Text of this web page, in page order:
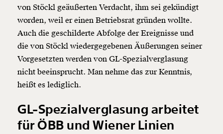
von Stöckl geäußerten Verdacht, ihm sei gekündigt
worden, weil er einen Betriebsrat gründen wollte.
Auch die geschilderte Abfolge der Ereignisse und
die von Stöckl wiedergegebenen Äußerungen seiner
Vorgesetzten werden von GL-Spezialverglasung
nicht beeinsprucht. Man nehme das zur Kenntnis,
heißt es lediglich.
GL-Spezialverglasung arbeitet
für ÖBB und Wiener Linien